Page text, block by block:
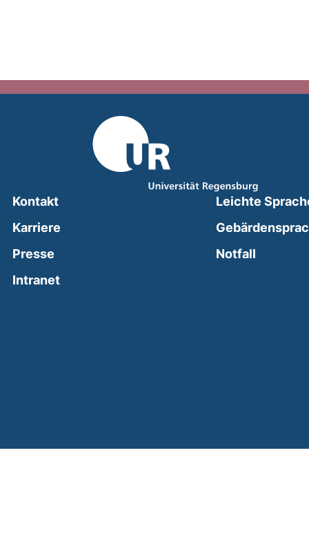
Kontakt
Karriere
Presse
Intranet(external link, opens in a new window)
Leichte
Notfall